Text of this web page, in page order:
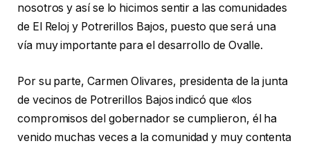
nosotros y así se lo hicimos sentir a las comunidades
de El Reloj y Potrerillos Bajos, puesto que será una
vía muy importante para el desarrollo de Ovalle.
Por su parte, Carmen Olivares, presidenta de la junta
de vecinos de Potrerillos Bajos indicó que «los
compromisos del gobernador se cumplieron, él ha
venido muchas veces a la comunidad y muy contenta